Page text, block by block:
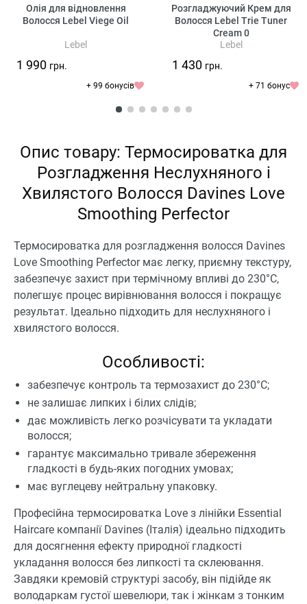
Олія для відновлення
Волосся Lebel Viege Oil
Lebel
1 990 грн.
+ 99 бонусів
Розгладжуючий Крем для
Волосся Lebel Trie Tuner
Cream 0
Lebel
1 430 грн.
+ 71 бонус
Опис товару: Термосироватка для
Розгладження Неслухняного і
Хвилястого Волосся Davines Love
Smoothing Perfector
Термосироватка для розгладження волосся Davines
Love Smoothing Perfector має легку, приємну текстуру,
забезпечує захист при термічному впливі до 230°C,
полегшує процес вирівнювання волосся і покращує
результат. Ідеально підходить для неслухняного і
хвилястого волосся.
Особливості:
забезпечує контроль та термозахист до 230°C;
не залишає липких і білих слідів;
дає можливість легко розчісувати та укладати
волосся;
гарантує максимально тривале збереження
гладкості в будь-яких погодних умовах;
має вуглецеву нейтральну упаковку.
Професійна термосироватка Love з лінійки Essential
Haircare компанії Davines (Італія) ідеально підходить
для досягнення ефекту природної гладкості
укладання волосся без липкості та склеювання.
Завдяки кремовій структурі засобу, він підійде як
володаркам густої шевелюри, так і жінкам з тонким